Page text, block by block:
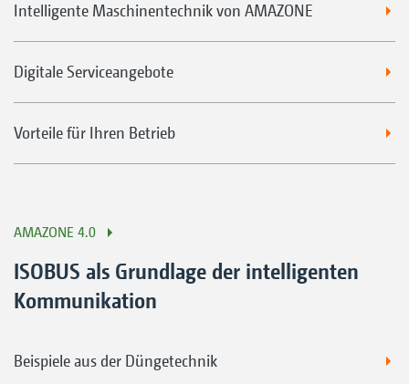
Intelligente Maschinentechnik von AMAZONE
Digitale Serviceangebote
Vorteile für Ihren Betrieb
AMAZONE 4.0
ISOBUS als Grundlage der intelligenten
Kommunikation
Beispiele aus der Düngetechnik